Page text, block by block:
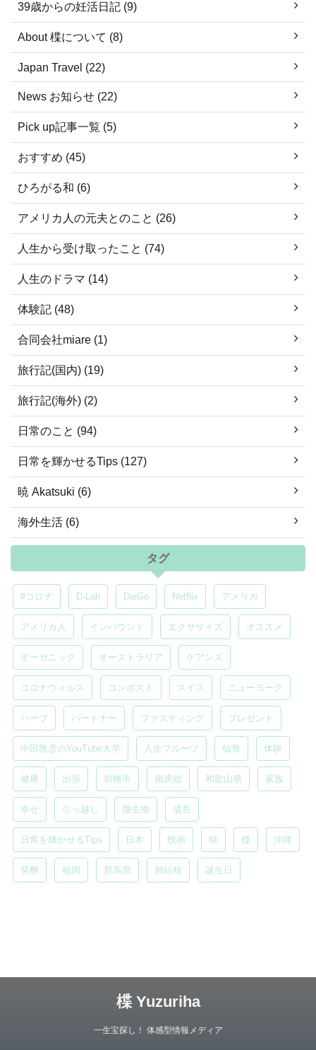
39歳からの妊活日記 (9)
About 楪について (8)
Japan Travel (22)
News お知らせ (22)
Pick up記事一覧 (5)
おすすめ (45)
ひろがる和 (6)
アメリカ人の元夫とのこと (26)
人生から受け取ったこと (74)
人生のドラマ (14)
体験記 (48)
合同会社miare (1)
旅行記(国内) (19)
旅行記(海外) (2)
日常のこと (94)
日常を輝かせるTips (127)
暁 Akatsuki (6)
海外生活 (6)
タグ
#コロナ D-Lab DaiGo Netflix アメリカ
アメリカ人 インバウンド エクササイズ オススメ
オーガニック オーストラリア ケアンズ
コロナウィルス コンポスト スイス ニューヨーク
ハーブ パートナー ファスティング プレゼント
中田敦彦のYouTube大学 人生フルーツ 仙骨 体験
健康 出張 前橋市 南房総 和歌山県 家族
幸せ 引っ越し 微生物 成長
日常を輝かせるTips 日本 映画 暁 楪 沖縄
発酵 福岡 群馬県 肺結核 誕生日
楪 Yuzuriha
一生宝探し！ 体感型情報メディア
Copyright© 楪 Yuzuriha , 2026 All Rights Reserved.